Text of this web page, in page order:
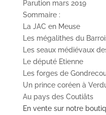
Parution mars 2019
Sommaire :
La JAC en Meuse
Les mégalithes du
Les seaux médiévaux
Le député Etienne
Les forges de
Un prince coréen à
Au pays des Coutiâts
En vente sur notre